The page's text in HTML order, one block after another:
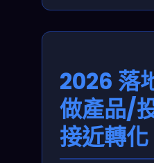
2026 落
做產品/
接近轉化